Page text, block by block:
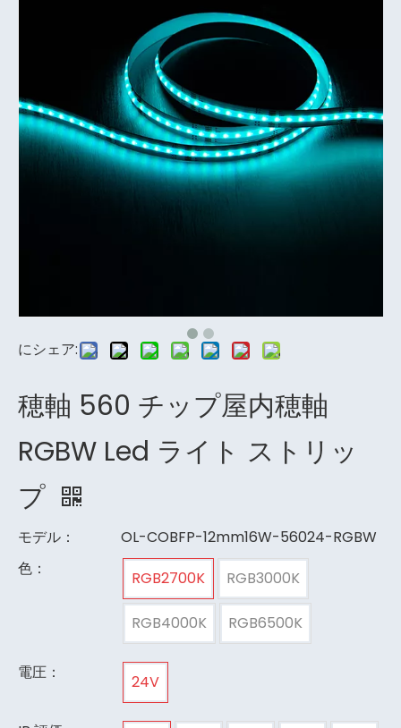
にシェア:
穂軸 560 チップ屋内穂軸
RGBW Led ライト ストリッ
プ
モデル：
OL-COBFP-12mm16W-56024-RGBW
色：
RGB2700K RGB3000K
RGB4000K RGB6500K
電圧： 24V